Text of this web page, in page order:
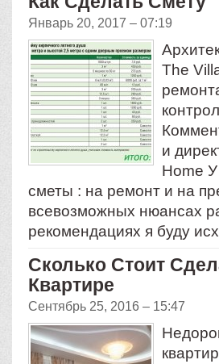
Январь 20, 2017 – 07:19
The
и
Home
сметы : на ремонт и на
всевозможных нюансах
рекомендациях я буду
Сколько Стоит
Квартире
Сентябрь 25, 2016 – 15:47